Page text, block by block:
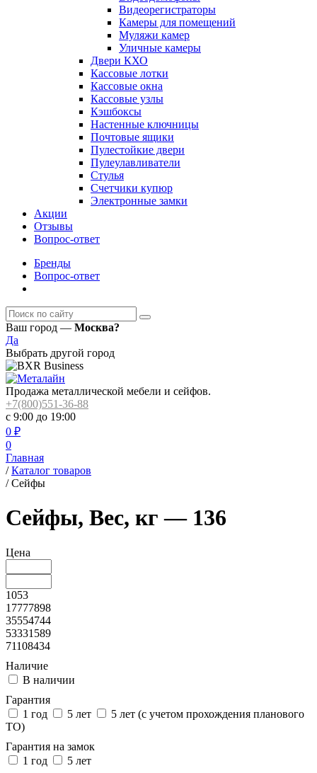
Видеорегистраторы
Камеры для помещений
Муляжи камер
Уличные камеры
Двери КХО
Кассовые лотки
Кассовые окна
Кассовые узлы
Кэшбоксы
Настенные ключницы
Почтовые ящики
Пулестойкие двери
Пулеулавливатели
Стулья
Счетчики купюр
Электронные замки
Акции
Отзывы
Вопрос-ответ
Бренды
Вопрос-ответ
Ваш город — Москва?
Да
Выбрать другой город
Продажа металлической мебели и сейфов.
+7(800)551-36-88
с 9:00 до 19:00
0 ₽
0
Главная
/ Каталог товаров
/ Сейфы
Сейфы, Вес, кг — 136
Цена
1053
17777898
35554744
53331589
71108434
Наличие
В наличии
Гарантия
1 год
5 лет
5 лет (с учетом прохождения планового
ТО)
Гарантия на замок
1 год
5 лет